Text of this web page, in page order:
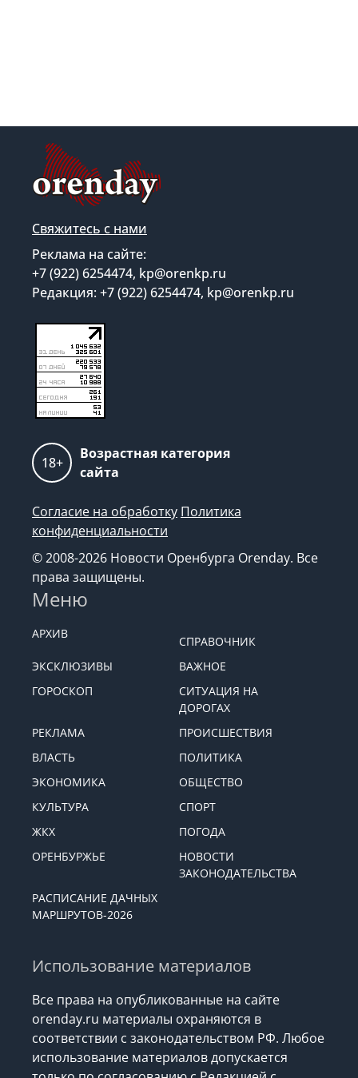
Свяжитесь с нами
Реклама на сайте:
+7 (922) 6254474, kp@orenkp.ru
Редакция: +7 (922) 6254474, kp@orenkp.ru
18+
Возрастная категория
сайта
Согласие на обработку Политика
конфиденциальности
© 2008-2026 Новости Оренбурга Orenday. Все
права защищены.
Меню
АРХИВ
СПРАВОЧНИК
ЭКСКЛЮЗИВЫ
ВАЖНОЕ
ГОРОСКОП
СИТУАЦИЯ НА
ДОРОГАХ
РЕКЛАМА
ПРОИСШЕСТВИЯ
ВЛАСТЬ
ПОЛИТИКА
ЭКОНОМИКА
ОБЩЕСТВО
КУЛЬТУРА
СПОРТ
ЖКХ
ПОГОДА
ОРЕНБУРЖЬЕ
НОВОСТИ
ЗАКОНОДАТЕЛЬСТВА
РАСПИСАНИЕ ДАЧНЫХ
МАРШРУТОВ-2026
Использование материалов
Все права на опубликованные на сайте
orenday.ru материалы охраняются в
соответствии с законодательством РФ. Любое
использование материалов допускается